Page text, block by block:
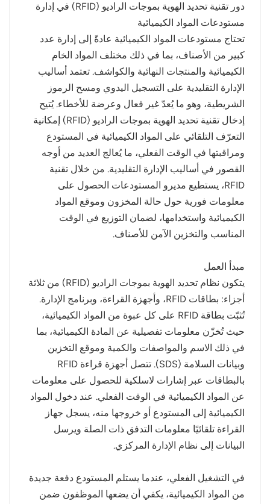
دور تقنية تحديد الهوية بموجات الراديو (RFID) في إدارة
مستودعات المواد الكيميائية
تحتاج مستودعات المواد الكيميائية عادةً إلى إدارة عدد
كبير من الأصناف، بما في ذلك مختلف المواد الخام
الكيميائية والمنتجات النهائية والكواشف. تعتمد أساليب
الإدارة التقليدية على التسجيل اليدوي ومسح الرموز
الشريطية، وهو ما يُعدّ غير فعال وعرضة للأخطاء. يُتيح
إدخال تقنية تحديد الهوية بموجات الراديو (RFID) إمكانية
التعرّف التلقائي على المواد الكيميائية في المستودع
ومراقبتها في الوقت الفعلي، ما يُعالج العديد من أوجه
القصور في أساليب الإدارة التقليدية. من خلال تقنية
RFID، يستطيع مديرو المستودعات الحصول على
معلومات فورية حول حالة المخزون وموقع المواد
الكيميائية واستخدامها، لضمان التوزيع في الوقت
المناسب والتخزين الآمن للأصناف.
مبدأ العمل
يتكون نظام تحديد الهوية بموجات الراديو (RFID) من ثلاثة
أجزاء: بطاقات RFID، وأجهزة القراءة، وبرنامج الإدارة.
تُثبّت بطاقة RFID على كل عبوة من المواد الكيميائية،
حيث تُخزّن معلومات تفصيلية عن المادة الكيميائية، بما
في ذلك الاسم والمواصفات والكمية وموقع التخزين
وبيانات السلامة (SDS). تتصل أجهزة قراءة RFID
بالبطاقات عبر إشارات لاسلكية للحصول على معلومات
عن المواد الكيميائية في الوقت الفعلي. عند دخول المواد
الكيميائية إلى المستودع أو خروجها منه، يسجل جهاز
القراءة تلقائيًا معلومات التدفق ذات الصلة ويرسل
البيانات إلى نظام الإدارة المركزي.
في التشغيل الفعلي، عندما يستلم المستودع دفعة جديدة
من المواد الكيميائية، يكفي أن يضعها الموظفون ضمن